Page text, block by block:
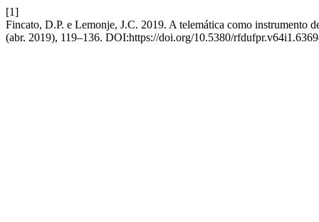
[1]
Fincato, D.P. e Lemonje, J.C. 2019. A telemática como instrumento
(abr. 2019), 119–136. DOI:https://doi.org/10.5380/